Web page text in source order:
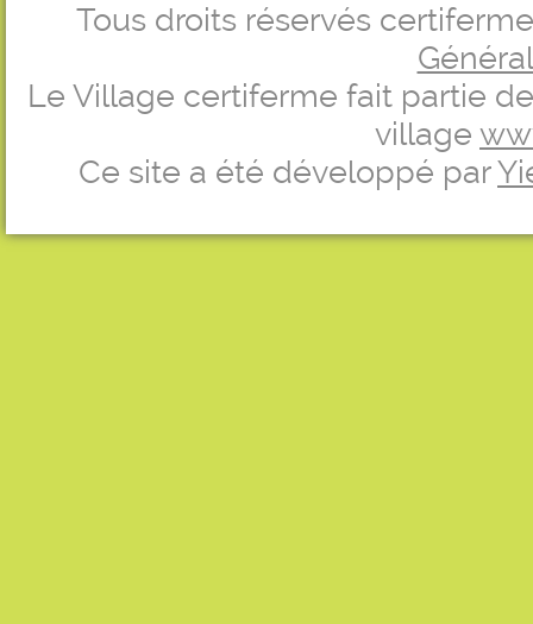
Tous droits réservés
Le Village certiferme fait partie
village
Ce site a été développé par